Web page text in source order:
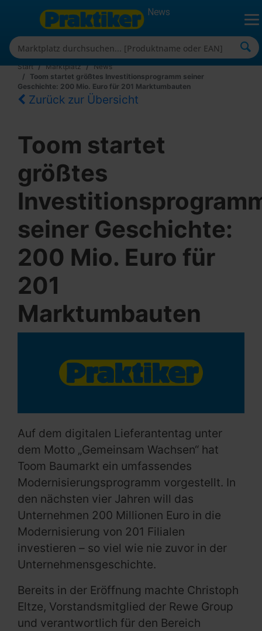
News
Start Marktplatz
News
Toom startet größtes Investitionsprogramm seiner
Geschichte: 200 Mio. Euro für 201 Marktumbauten
Zurück zur Übersicht
Toom startet
größtes
seiner Geschichte:
200 Mio. Euro für
201
Marktumbauten
Auf dem digitalen Lieferantentag unter
dem Motto „Gemeinsam Wachsen“ hat
Toom Baumarkt ein umfassendes
Modernisierungsprogramm vorgestellt. In
den nächsten vier Jahren will das
Unternehmen 200 Millionen Euro in die
Modernisierung von 201 Filialen
investieren – so viel wie nie zuvor in der
Unternehmensgeschichte.
Bereits in der Eröffnung machte Christoph
Eltze, Vorstandsmitglied der Rewe Group
und verantwortlich für den Bereich